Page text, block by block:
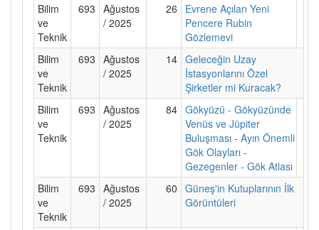
Bilim
ve
Teknik
693 Ağustos
/ 2025
26
Evrene Açılan Yeni
Pencere Rubin
Gözlemevi
Bilim
ve
Teknik
693 Ağustos
/ 2025
14 Geleceğin Uzay
İstasyonlarını Özel
Şirketler mi Kuracak?
Bilim
ve
Teknik
693 Ağustos
/ 2025
84 Gökyüzü - Gökyüzünde
Venüs ve Jüpiter
Buluşması - Ayın Önemli
Gök Olayları -
Gezegenler - Gök Atlası
Bilim
ve
Teknik
693 Ağustos
/ 2025
60 Güneş'in Kutuplarının İlk
Görüntüleri